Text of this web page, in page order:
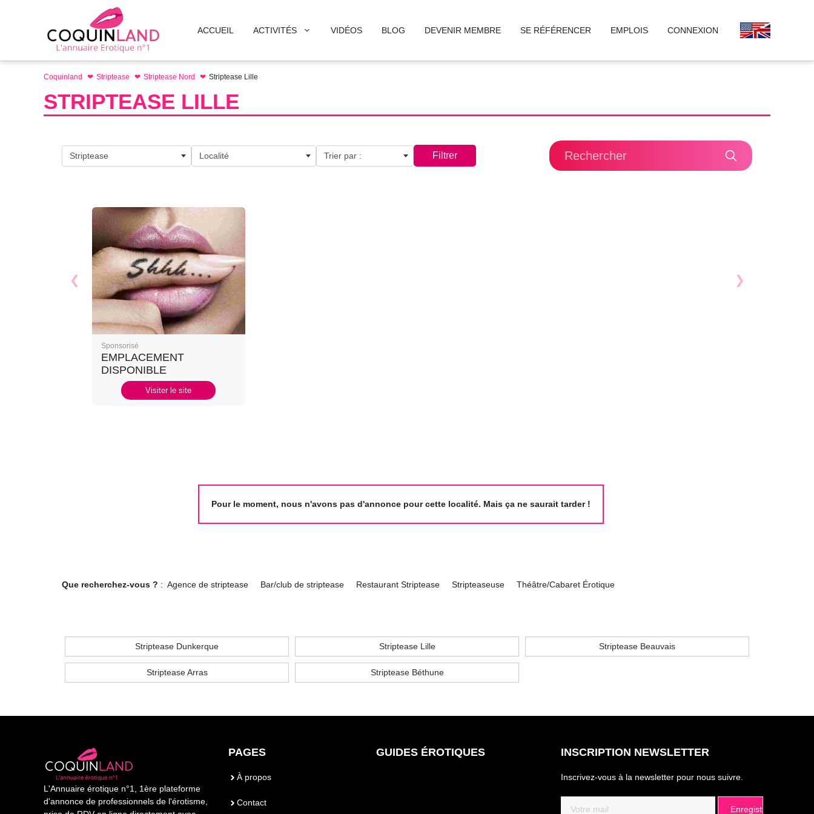
ACCUEIL ACTIVITÉS VIDÉOS BLOG DEVENIR MEMBRE SE RÉFÉRENCER EMPLOIS CONNEXION
Coquinland Striptease Striptease Nord Striptease Lille
STRIPTEASE LILLE
Striptease Localité Trier par : Filtrer
Sponsorisé
EMPLACEMENT
DISPONIBLE
Visiter le site
Pour le moment, nous n'avons pas d'annonce pour cette localité. Mais ça ne saurait tarder !
Que recherchez-vous ? : Agence de striptease Bar/club de striptease Restaurant Striptease Stripteaseuse Théâtre/Cabaret Érotique
Striptease Dunkerque Striptease Lille Striptease Beauvais
Striptease Arras Striptease Béthune
L'Annuaire érotique n°1, 1ère plateforme
d'annonce de professionnels de l'érotisme,
PAGES
À propos
Contact
GUIDES ÉROTIQUES INSCRIPTION NEWSLETTER
Inscrivez-vous à la newsletter pour nous suivre.